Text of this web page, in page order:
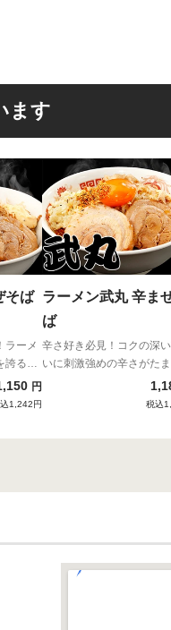
ます
そば
ラーメ
る超
登場！円
1,242円
ラーメン武丸 辛ま
ば
辛さ好き必見！コクの深
いに刺激強めの辛さがたま
い新感覚インスパイア系
税込